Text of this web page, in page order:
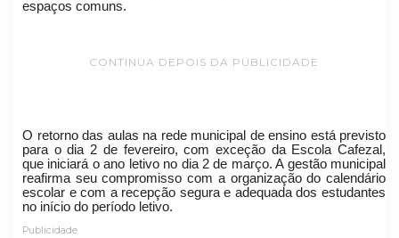
espaços comuns.
CONTINUA DEPOIS DA PUBLICIDADE
O retorno das aulas na rede municipal de ensino está previsto
para o dia 2 de fevereiro, com exceção da Escola Cafezal,
que iniciará o ano letivo no dia 2 de março. A gestão municipal
reafirma seu compromisso com a organização do calendário
escolar e com a recepção segura e adequada dos estudantes
no início do período letivo.
Publicidade